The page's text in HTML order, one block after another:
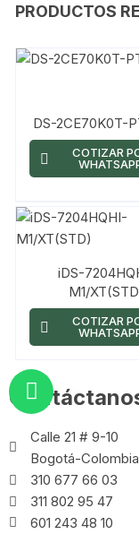
PRODUCTOS
DS-2CE70K0T-
COTIZAR
iDS-
M1/
COTIZAR
Calle 21 # 9-10
Bogotá-Colombia
310 677 66 03
311 802 95 47
601 243 48 10